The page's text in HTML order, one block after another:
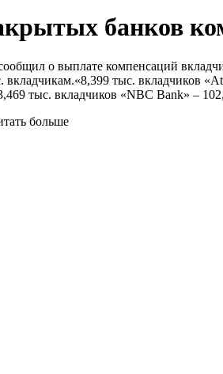
банков
о выплате компенсаций
тыс. вкладчиков
тыс. вкладчиков «NBC Bank» –
больше